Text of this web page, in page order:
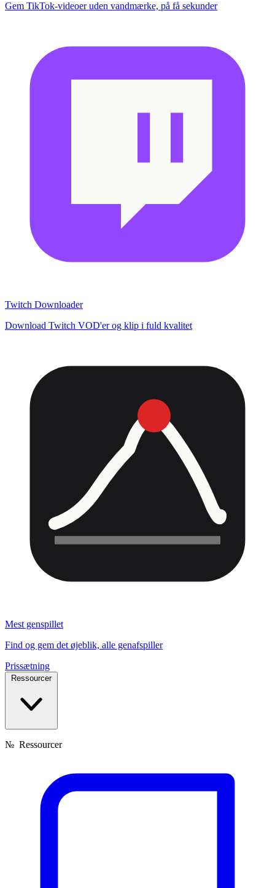
Gem TikTok-videoer uden vandmærke, på få sekunder
Twitch Downloader
Download Twitch VOD'er og klip i fuld kvalitet
Mest genspillet
Find og gem det øjeblik, alle genafspiller
Prissætning
Ressourcer
№ Ressourcer